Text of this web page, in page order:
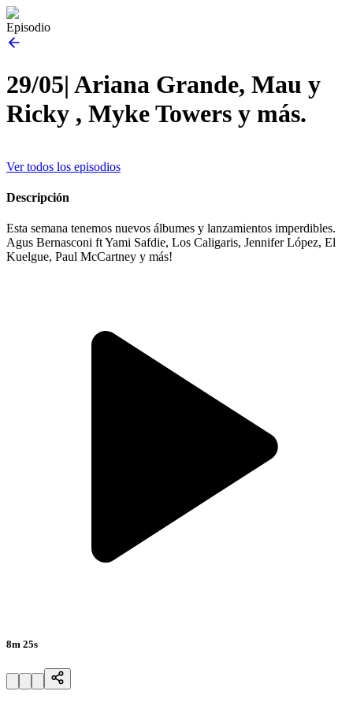
Episodio
29/05| Ariana Grande, Mau y
Ricky , Myke Towers y más.
Ver todos los episodios
Descripción
Esta semana tenemos nuevos álbumes y lanzamientos imperdibles.
Agus Bernasconi ft Yami Safdie, Los Caligaris, Jennifer López, El
Kuelgue, Paul McCartney y más!
8m 25s